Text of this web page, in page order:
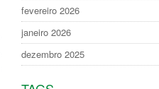
fevereiro 2026
janeiro 2026
dezembro 2025